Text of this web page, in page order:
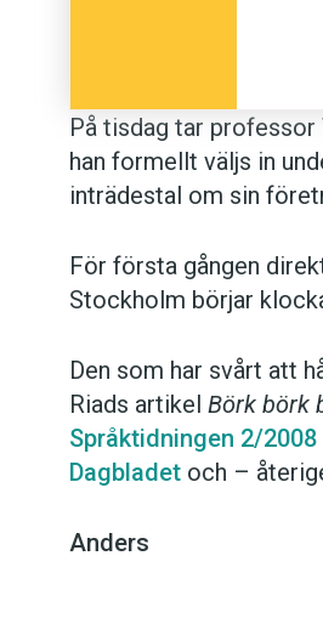
På tisdag tar professor
han formellt väljs in
inträdestal om sin
För första gången
Stockholm börjar
Den som har svårt att
Riads artikel Börk börk
Språktidningen 2/2008
Dagbladet och –
Anders